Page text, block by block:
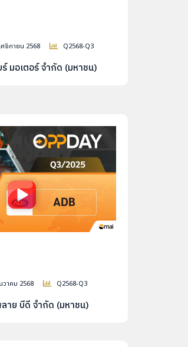
จิกายน 2568 Q2568-Q3
ร์ มอเตอร์ จำกัด (มหาชน)
วาคม 2568 Q2568-Q3
าย บีดี จำกัด (มหาชน)